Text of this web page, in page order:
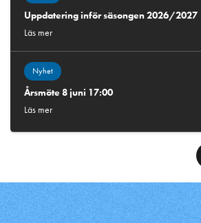
Uppdatering inför säsongen 2026/2027
Läs mer
Nyhet
Årsmöte 8 juni 17:00
Läs mer